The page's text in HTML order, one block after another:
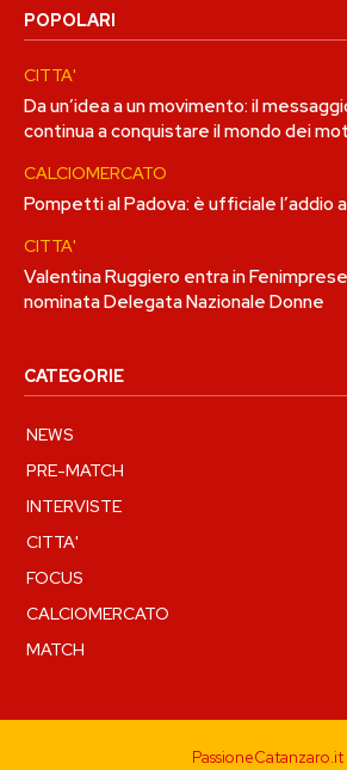
POPOLARI
CITTA'
Da un’idea a un movimento: il
continua a conquistare il mondo dei
CALCIOMERCATO
Pompetti al Padova: è ufficiale l’addio
CITTA'
Valentina Ruggiero entra in
nominata Delegata Nazionale Donne
CATEGORIE
NEWS
PRE-MATCH
INTERVISTE
CITTA'
FOCUS
CALCIOMERCATO
MATCH
PassioneCatanzaro.it